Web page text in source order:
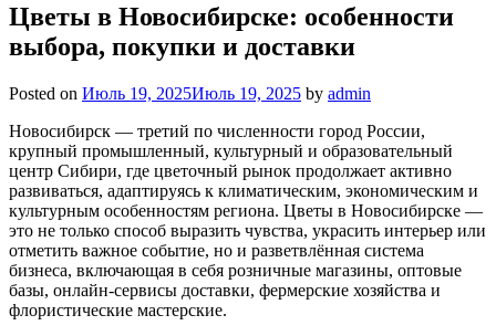
Цветы в Новосибирске: особенности
выбора, покупки и доставки
Posted on Июль 19, 2025Июль 19, 2025 by admin
Новосибирск — третий по численности город России,
крупный промышленный, культурный и образовательный
центр Сибири, где цветочный рынок продолжает активно
развиваться, адаптируясь к климатическим, экономическим и
культурным особенностям региона. Цветы в Новосибирске —
это не только способ выразить чувства, украсить интерьер или
отметить важное событие, но и разветвлённая система
бизнеса, включающая в себя розничные магазины, оптовые
базы, онлайн-сервисы доставки, фермерские хозяйства и
флористические мастерские.